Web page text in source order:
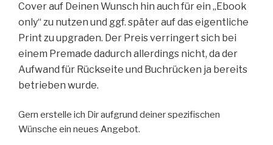
Cover auf Deinen Wunsch hin auch für ein „Ebook
only“ zu nutzen und ggf. später auf das eigentliche
Print zu upgraden. Der Preis verringert sich bei
einem Premade dadurch allerdings nicht, da der
Aufwand für Rückseite und Buchrücken ja bereits
betrieben wurde.
Gern erstelle ich Dir aufgrund deiner spezifischen
Wünsche ein neues Angebot.